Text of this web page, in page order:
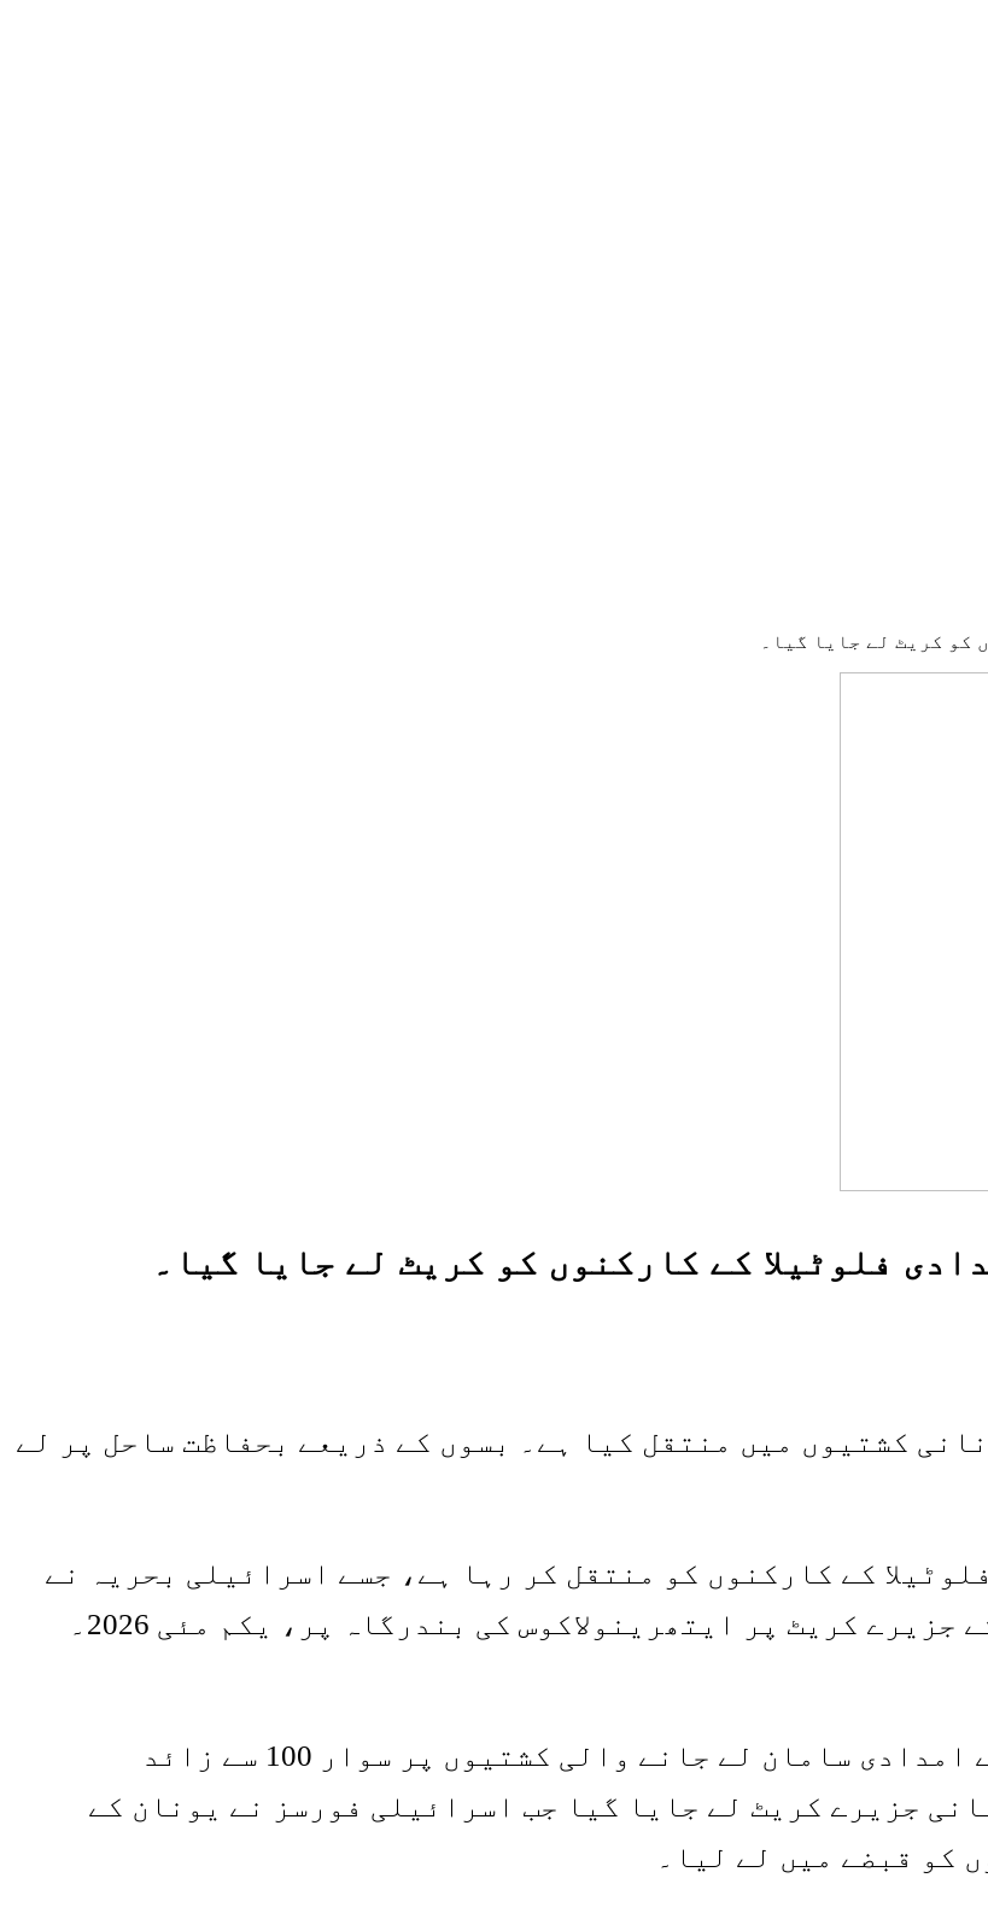
کو کریٹ لے جایا گیا۔
فلوٹیلا کے کارکنوں کو کریٹ لے جایا گیا۔
عملے کو یونانی کشتیوں میں منتقل کیا ہے۔ بسوں کے ذریعے بحفاظت ساحل پر لے
کے کارکنوں کو منتقل کر رہا ہے، جسے اسرائیلی بحریہ نے
بین الاقوامی پانیوں پر روکا تھا، یونان کے جزیرے کریٹ پر ایتھرینولاکوس کی بندرگاہ پر، یکم مئی 2026۔
فلوٹیلا کے منتظمین نے بتایا کہ غزہ کے لیے امدادی سامان لے جانے والی کشتیوں پر سوار 100 سے زائد
جزیرے کریٹ لے جایا گیا جب اسرائیلی فورسز نے یونان کے
کو قبضے میں لے لیا۔